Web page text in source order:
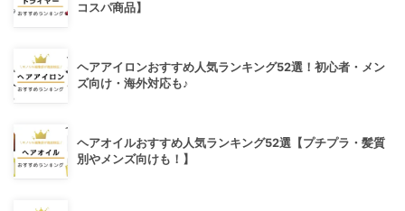
コスパ商品】
ヘアアイロンおすすめ人気ランキング52選！初心者・メン
ズ向け・海外対応も♪
ヘアオイルおすすめ人気ランキング52選【プチプラ・髪質
別やメンズ向けも！】